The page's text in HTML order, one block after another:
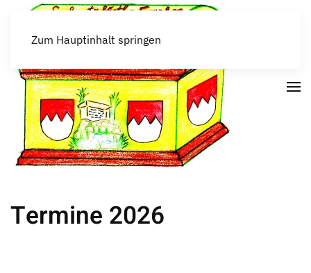
Zum Hauptinhalt springen
Termine 2026